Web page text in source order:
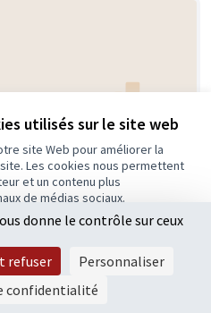
utilisés sur le site web
site Web pour améliorer la
Les cookies nous permettent
et un contenu plus
de médias sociaux.
cookies essentiels
garder leurs
Retenue
donne le contrôle sur ceux
refuser
Personnaliser
confidentialité